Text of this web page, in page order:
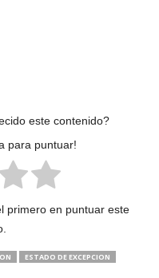
este contenido?
para puntuar!
primero en puntuar este
ESTADO DE EXCEPCION